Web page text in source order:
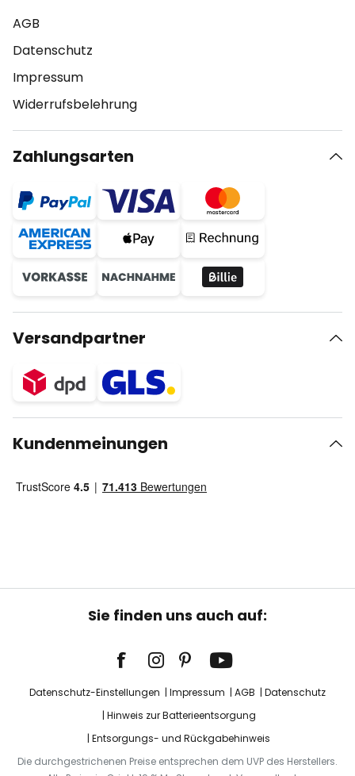
AGB
Datenschutz
Impressum
Widerrufsbelehrung
Zahlungsarten
Versandpartner
Kundenmeinungen
Sie finden uns auch auf:
Datenschutz-Einstellungen Impressum AGB
Datenschutz
Hinweis zur Batterieentsorgung
Entsorgungs- und Rückgabehinweis
Die durchgestrichenen Preise entsprechen dem UVP des Herstellers.